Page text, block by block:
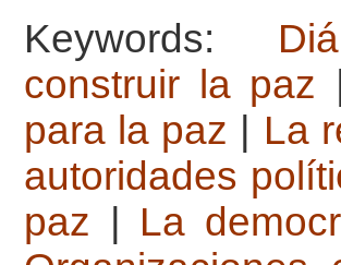
Keywords:
construir la paz
para la paz
La
autoridades
paz
La